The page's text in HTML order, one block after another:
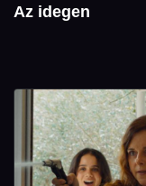
Az idegen